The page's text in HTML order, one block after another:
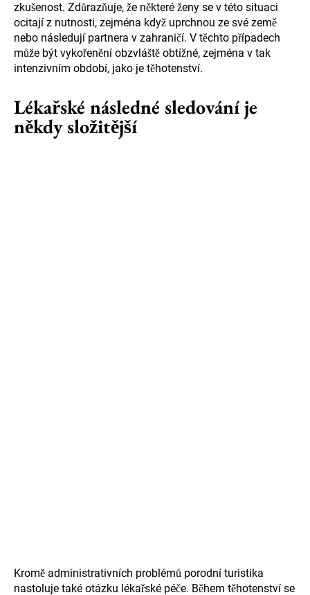
zkušenost. Zdůrazňuje, že některé ženy se v této situaci
ocitají z nutnosti, zejména když uprchnou ze své země
nebo následují partnera v zahraničí. V těchto případech
může být vykořenění obzvláště obtížné, zejména v tak
intenzivním období, jako je těhotenství.
Lékařské následné sledování je
někdy složitější
Kromě administrativních problémů porodní turistika
nastoluje také otázku lékařské péče. Během těhotenství se